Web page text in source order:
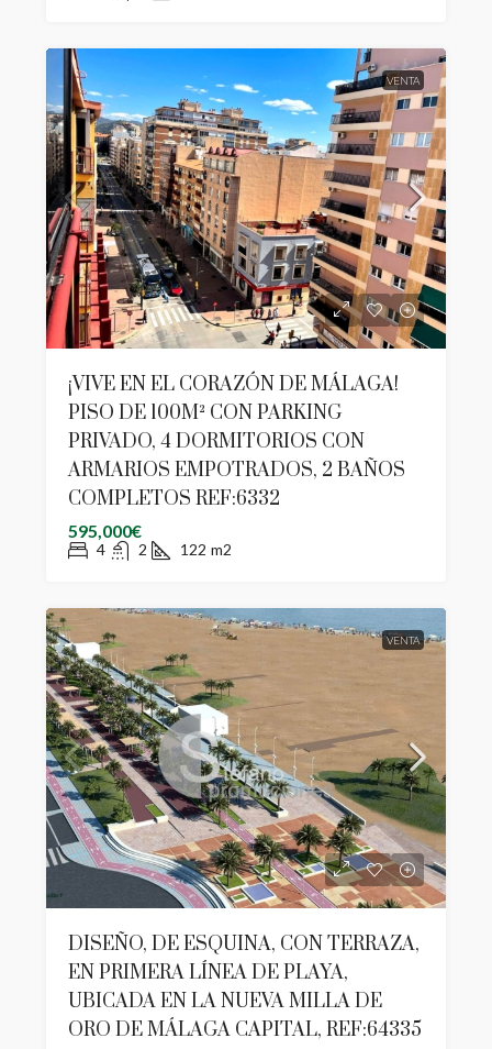
VENTA
¡VIVE EN EL CORAZÓN DE MÁLAGA!
PISO DE 100M² CON PARKING
PRIVADO, 4 DORMITORIOS CON
ARMARIOS EMPOTRADOS, 2 BAÑOS
COMPLETOS REF:6332
595,000€
4 2 122 m2
VENTA
DISEÑO, DE ESQUINA, CON TERRAZA,
EN PRIMERA LÍNEA DE PLAYA,
UBICADA EN LA NUEVA MILLA DE
ORO DE MÁLAGA CAPITAL, REF:64335